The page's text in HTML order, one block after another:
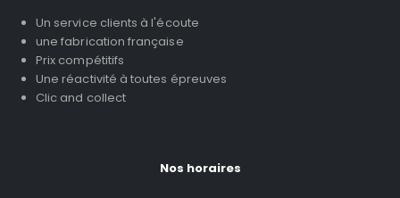
Un service clients à l'écoute
une fabrication française
Prix compétitifs
Une réactivité à toutes épreuves
Clic and collect
Nos horaires